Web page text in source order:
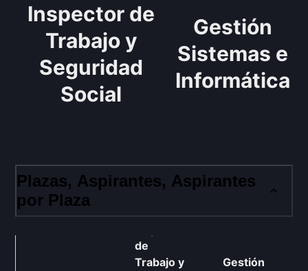
Inspector de
Trabajo y
Seguridad
Social
Gestión
Sistemas e
Informática
Plazas, Aspirantes, Aspirantes
por Plaza
de
Trabajo y
Gestión